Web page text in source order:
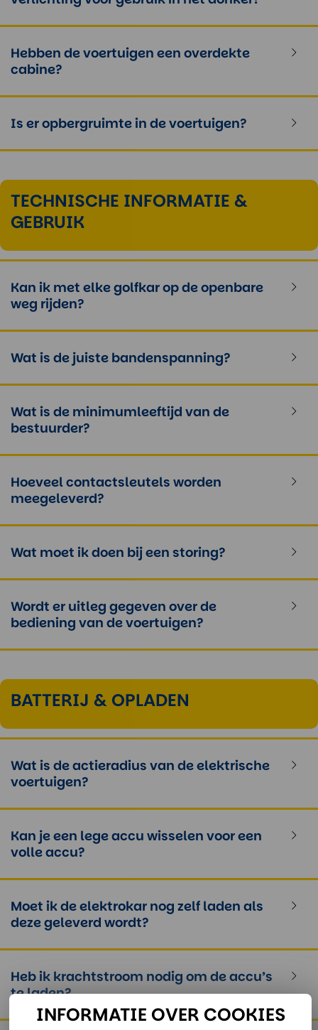
Hebben de voertuigen een overdekte
cabine?
Is er opbergruimte in de voertuigen?
TECHNISCHE INFORMATIE &
GEBRUIK
Kan ik met elke golfkar op de openbare
weg rijden?
Wat is de juiste bandenspanning?
Wat is de minimumleeftijd van de
bestuurder?
Hoeveel contactsleutels worden
meegeleverd?
Wat moet ik doen bij een storing?
Wordt er uitleg gegeven over de
bediening van de voertuigen?
BATTERIJ & OPLADEN
Wat is de actieradius van de elektrische
voertuigen?
Kan je een lege accu wisselen voor een
volle accu?
Moet ik de elektrokar nog zelf laden als
deze geleverd wordt?
Heb ik krachtstroom nodig om de accu’s
te laden?
INFORMATIE OVER COOKIES